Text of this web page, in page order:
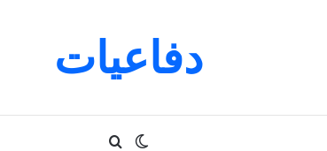
دفاعيات
بحثالوضع